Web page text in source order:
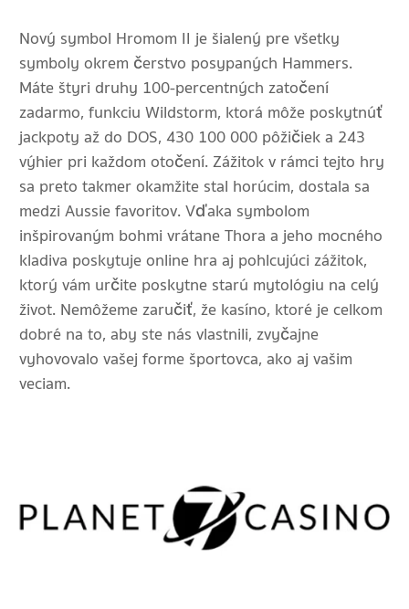
Nový symbol Hromom II je šialený pre všetky
symboly okrem čerstvo posypaných Hammers.
Máte štyri druhy 100-percentných zatočení
zadarmo, funkciu Wildstorm, ktorá môže poskytnúť
jackpoty až do DOS, 430 100 000 pôžičiek a 243
výhier pri každom otočení. Zážitok v rámci tejto hry
sa preto takmer okamžite stal horúcim, dostala sa
medzi Aussie favoritov. Vďaka symbolom
inšpirovaným bohmi vrátane Thora a jeho mocného
kladiva poskytuje online hra aj pohlcujúci zážitok,
ktorý vám určite poskytne starú mytológiu na celý
život. Nemôžeme zaručiť, že kasíno, ktoré je celkom
dobré na to, aby ste nás vlastnili, zvyčajne
vyhovovalo vašej forme športovca, ako aj vašim
veciam.